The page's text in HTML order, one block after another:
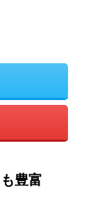
豊富